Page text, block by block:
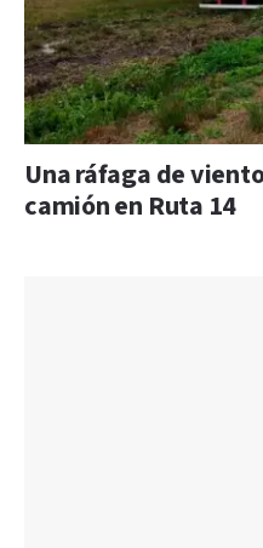
Una ráfaga de
camión en Ruta 14